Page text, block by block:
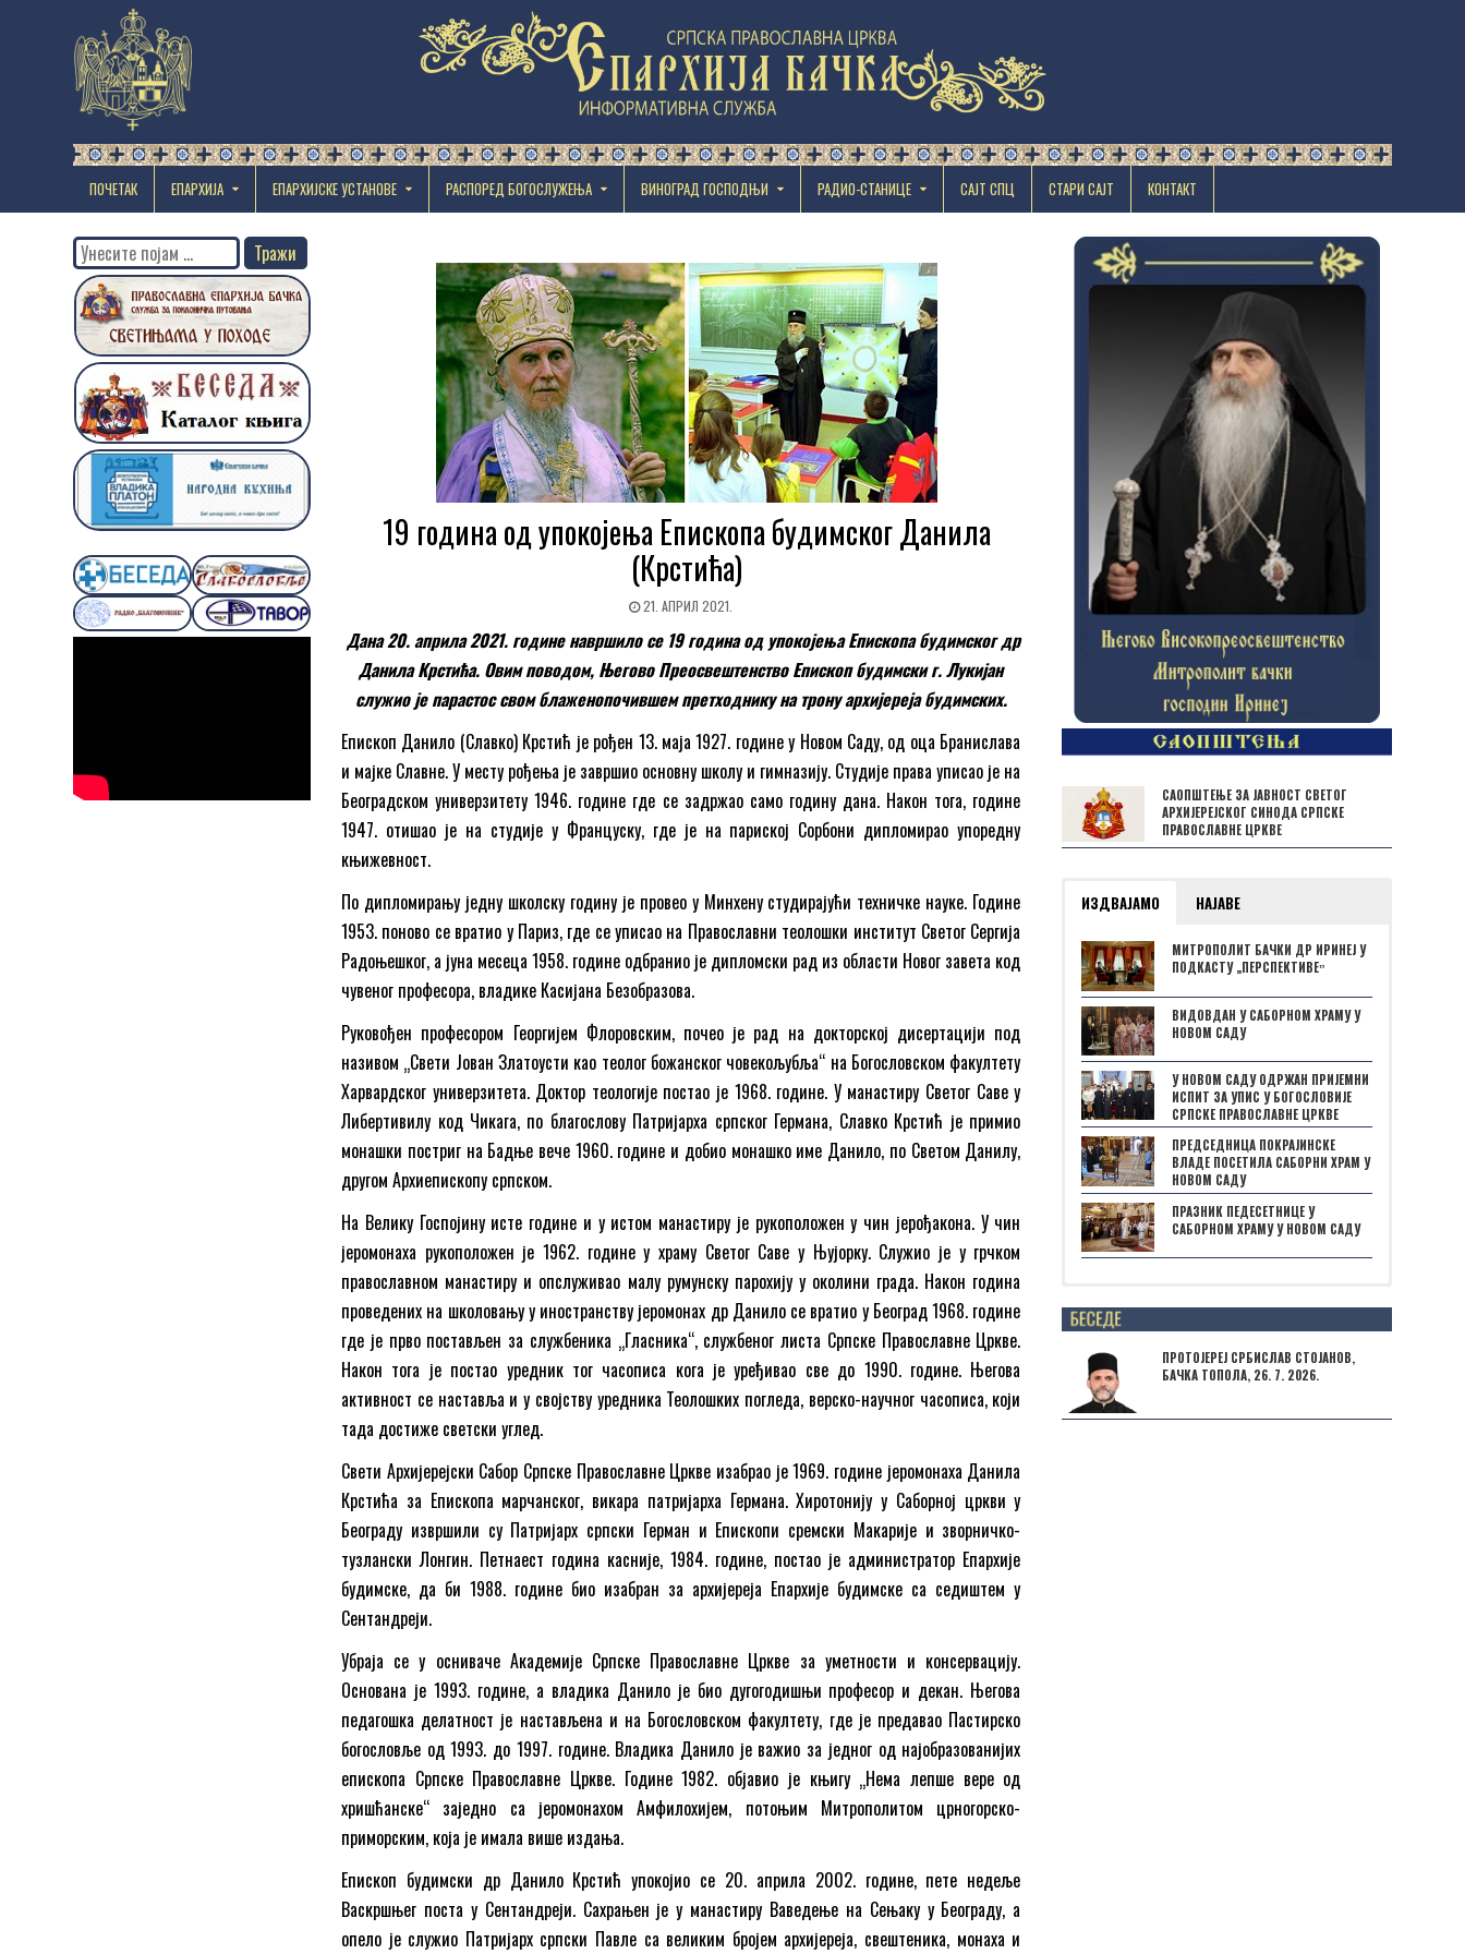
ПОЧЕТАК ЕПАРХИЈА EПАРХИЈСКЕ УСТАНОВЕ РАСПОРЕД БОГОСЛУЖЕЊА ВИНОГРАД ГОСПОДЊИ РАДИО-СТАНИЦЕ САЈТ СПЦ СТАРИ САЈТ КОНТАКТ
19 година од упокојења Епископа будимског Данила
(Крстића)
21. АПРИЛ 2021.
Дана 20. априла 2021. године навршило се 19 година од упокојења Епископа будимског др
Данила Крстића. Овим поводом, Његово Преосвештенство Епископ будимски г. Лукијан
служио је парастос свом блаженопочившем претходнику на трону архијереја будимских.
Епископ Данило (Славко) Крстић је рођен 13. маја 1927. године у Новом Саду, од оца Бранислава
и мајке Славне. У месту рођења је завршио основну школу и гимназију. Студије права уписао је на
Београдском универзитету 1946. године где се задржао само годину дана. Након тога, године
1947. отишао је на студије у Француску, где је на париској Сорбони дипломирао упоредну
књижевност.
По дипломирању једну школску годину је провео у Минхену студирајући техничке науке. Године
1953. поново се вратио у Париз, где се уписао на Православни теолошки институт Светог Сергија
Радоњешког, а јуна месеца 1958. године одбранио је дипломски рад из области Новог завета код
чувеног професора, владике Касијана Безобразова.
Руковођен професором Георгијем Флоровским, почео је рад на докторској дисертацији под
називом „Свети Јован Златоусти као теолог божанског човекољубља“ на Богословском факултету
Харвардског универзитета. Доктор теологије постао је 1968. године. У манастиру Светог Саве у
Либертивилу код Чикага, по благослову Патријарха српског Германа, Славко Крстић је примио
монашки постриг на Бадње вече 1960. године и добио монашко име Данило, по Светом Данилу,
другом Архиепископу српском.
На Велику Госпојину исте године и у истом манастиру је рукоположен у чин јерођакона. У чин
јеромонаха рукоположен је 1962. године у храму Светог Саве у Њујорку. Служио је у грчком
православном манастиру и опслуживао малу румунску парохију у околини града. Након година
проведених на школовању у иностранству јеромонах др Данило се вратио у Београд 1968. године
где је прво постављен за службеника „Гласника“, службеног листа Српске Православне Цркве.
Након тога је постао уредник тог часописа кога је уређивао све до 1990. године. Његова
активност се наставља и у својству уредника Теолошких погледа, верско-научног часописа, који
тада достиже светски углед.
Свети Архијерејски Сабор Српске Православне Цркве изабрао је 1969. године јеромонаха Данила
Крстића за Епископа марчанског, викара патријарха Германа. Хиротонију у Саборној цркви у
Београду извршили су Патријарх српски Герман и Епископи сремски Макарије и зворничко-
тузлански Лонгин. Петнаест година касније, 1984. године, постао је администратор Епархије
будимске, да би 1988. године био изабран за архијереја Епархије будимске са седиштем у
Сентандреји.
Убраја се у осниваче Академије Српске Православне Цркве за уметности и консервацију.
Основана је 1993. године, а владика Данило је био дугогодишњи професор и декан. Његова
педагошка делатност је настављена и на Богословском факултету, где је предавао Пастирско
богословље од 1993. до 1997. године. Владика Данило је важио за једног од најобразованијих
епископа Српске Православне Цркве. Године 1982. објавио је књигу „Нема лепше вере од
хришћанске“ заједно са јеромонахом Амфилохијем, потоњим Митрополитом црногорско-
приморским, која је имала више издања.
Епископ будимски др Данило Крстић упокојио се 20. априла 2002. године, пете недеље
Васкршњег поста у Сентандреји. Сахрањен је у манастиру Ваведење на Сењаку у Београду, а
опело је служио Патријарх српски Павле са великим бројем архијереја, свештеника, монаха и
Search
for:
САОПШТЕЊЕ ЗА ЈАВНОСТ СВЕТОГ
АРХИЈЕРЕЈСКОГ СИНОДА СРПСКЕ
ПРАВОСЛАВНЕ ЦРКВЕ
ИЗДВАЈАМО НАЈАВЕ
МИТРОПОЛИТ БАЧКИ ДР ИРИНЕЈ У
ПОДКАСТУ „ПЕРСПЕКТИВЕˮ
ВИДОВДАН У САБОРНОМ ХРАМУ У
НОВОМ САДУ
У НОВОМ САДУ ОДРЖАН ПРИЈЕМНИ
ИСПИТ ЗА УПИС У БОГОСЛОВИЈЕ
СРПСКЕ ПРАВОСЛАВНЕ ЦРКВЕ
ПРЕДСЕДНИЦА ПОКРАЈИНСКЕ
ВЛАДЕ ПОСЕТИЛА САБОРНИ ХРАМ У
НОВОМ САДУ
ПРАЗНИК ПЕДЕСЕТНИЦЕ У
САБОРНОМ ХРАМУ У НОВОМ САДУ
Posts not found
ПРОТОЈЕРЕЈ СРБИСЛАВ СТОЈАНОВ,
БАЧКА ТОПОЛА, 26. 7. 2026.